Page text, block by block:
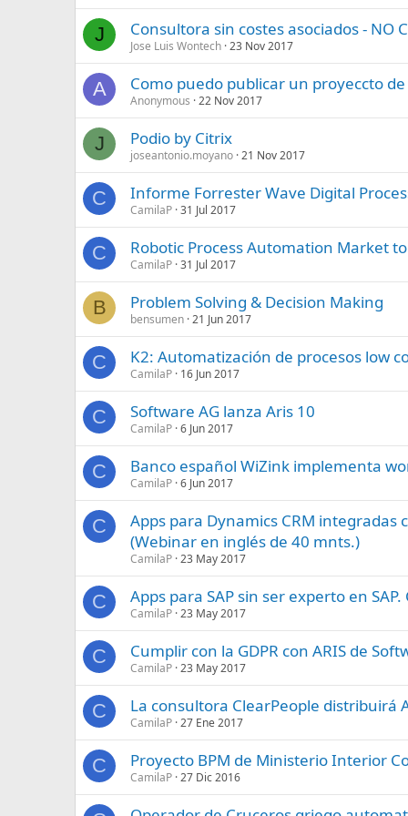
J Consultora sin costes asociados - NO
Jose Luis Wontech 23 Nov 2017
A Como puedo publicar un proyeccto
Anonymous 22 Nov 2017
J Podio by Citrix
joseantonio.moyano 21 Nov 2017
C Informe Forrester Wave Digital
CamilaP 31 Jul 2017
C Robotic Process Automation Market
CamilaP 31 Jul 2017
B Problem Solving & Decision Making
bensumen 21 Jun 2017
C K2: Automatización de procesos low
CamilaP 16 Jun 2017
C Software AG lanza Aris 10
CamilaP 6 Jun 2017
C Banco español WiZink implementa
CamilaP 6 Jun 2017
C
Apps para Dynamics CRM integradas
(Webinar en inglés de 40 mnts.)
CamilaP 23 May 2017
C Apps para SAP sin ser experto en
CamilaP 23 May 2017
C Cumplir con la GDPR con ARIS de
CamilaP 23 May 2017
C La consultora ClearPeople distribuirá
CamilaP 27 Ene 2017
C Proyecto BPM de Ministerio Interior
CamilaP 27 Dic 2016